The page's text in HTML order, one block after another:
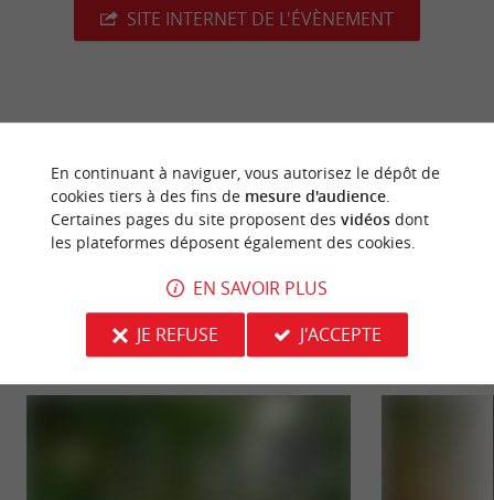
SITE INTERNET DE L'ÉVÈNEMENT
Source : Sirtaqui -Crédit photo :Château la Piolette -
CC BY-NC-ND 4.0
NOUS AVONS TESTÉPOUR VOUS
En continuant à naviguer, vous autorisez le dépôt de
cookies tiers à des fins de mesure d'audience.
Certaines pages du site proposent des vidéosdont
les plateformes déposent également des cookies.
EN SAVOIR PLUS
JE REFUSE
J'ACCEPTE